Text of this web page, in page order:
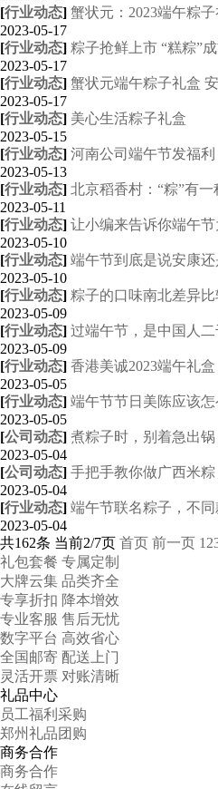
[行业动态] 蟹状元：2023端午粽
2023-05-17
[行业动态] 粽子抢鲜上市 “糕粽”
2023-05-17
[行业动态] 蟹状元端午粽子礼盒
2023-05-17
[行业动态] 美心生活粽子礼盒
2023-05-15
[行业动态] 河南公司端午节发福
2023-05-13
[行业动态] 北京稻香村：“粽”有
2023-05-11
[行业动态] 让小编来告诉你端午
2023-05-10
[行业动态] 端午节到底是说安康还
2023-05-10
[行业动态] 粽子的口味南北差异比
2023-05-09
[行业动态] 过端午节，是中国人
2023-05-09
[行业动态] 香港美诚2023端午礼
2023-05-05
[行业动态] 端午节节日美陈应该怎
2023-05-05
[公司动态] 煮粽子时，别着急出
2023-05-04
[公司动态] 手把手教你做广西米
2023-05-04
[行业动态] 端午节联名粽子，不
2023-05-04
共162条 当前2/7页 首页 前一页 1 2
礼包套餐 专属定制
大牌云集 品类齐全
专享折扣 降本增效
专业客服 售后无忧
数字平台 高效省心
全国邮寄 配送上门
灵活开票 对账清晰
礼品中心
员工福利采购
郑州礼品团购
商务合作
商务合作